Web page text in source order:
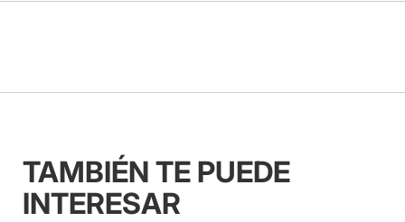
TAMBIÉN TE PUEDE
INTERESAR